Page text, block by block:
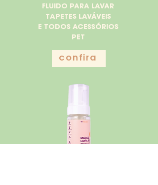
FLUIDO PARA LAVAR
TAPETES LAVÁVEIS
E TODOS ACESSÓRIOS
PET
confira